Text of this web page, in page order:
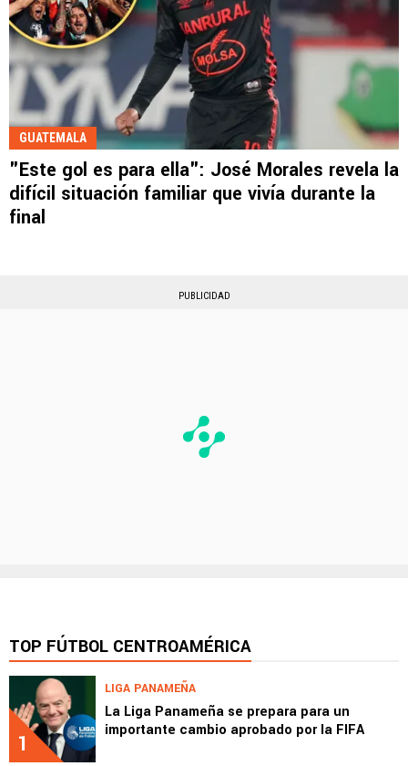
GUATEMALA
"Este gol es para ella": José Morales revela la
difícil situación familiar que vivía durante la
final
PUBLICIDAD
TOP FÚTBOL CENTROAMÉRICA
1
LIGA PANAMEÑA
La Liga Panameña se prepara para un
importante cambio aprobado por la FIFA